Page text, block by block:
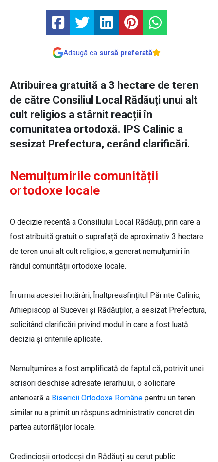
Adaugă ca sursă preferată
Atribuirea gratuită a 3 hectare de teren
de către Consiliul Local Rădăuți unui alt
cult religios a stârnit reacții în
comunitatea ortodoxă. IPS Calinic a
sesizat Prefectura, cerând clarificări.
Nemulțumirile comunității
ortodoxe locale
O decizie recentă a Consiliului Local Rădăuți, prin care a
fost atribuită gratuit o suprafață de aproximativ 3 hectare
de teren unui alt cult religios, a generat nemulțumiri în
rândul comunității ortodoxe locale.
În urma acestei hotărâri, Înaltpreasfințitul Părinte Calinic,
Arhiepiscop al Sucevei și Rădăuților, a sesizat Prefectura,
solicitând clarificări privind modul în care a fost luată
decizia și criteriile aplicate.
Nemulțumirea a fost amplificată de faptul că, potrivit unei
scrisori deschise adresate ierarhului, o solicitare
anterioară a Bisericii Ortodoxe Române pentru un teren
similar nu a primit un răspuns administrativ concret din
partea autorităților locale.
Credincioșii ortodocși din Rădăuți au cerut public